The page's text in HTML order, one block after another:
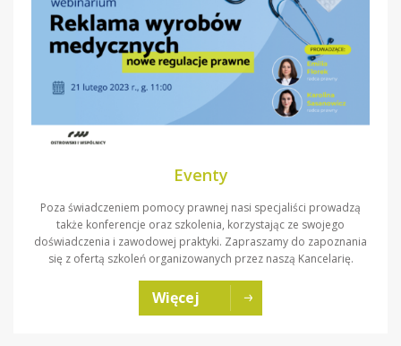
Eventy
Poza świadczeniem pomocy prawnej nasi specjaliści prowadzą
także konferencje oraz szkolenia, korzystając ze swojego
doświadczenia i zawodowej praktyki. Zapraszamy do zapoznania
się z ofertą szkoleń organizowanych przez naszą Kancelarię.
Więcej